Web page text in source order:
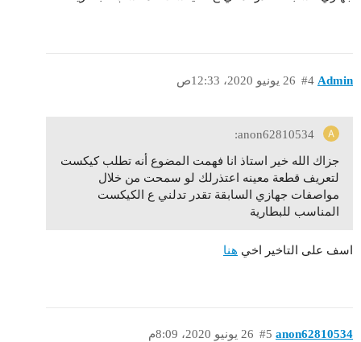
Admin 26 يونيو 2020، 12:33ص #4
جزاك الله خير استاذ انا فهمت المضوع أنه تطلب كيكست
لتعريف قطعة معينه اعتذرلك لو سمحت من خلال
مواصفات جهازي السابقة تقدر تدلني ع الكيكست
المناسب للبطارية
اسف على التاخير اخي هنا
anon62810534 26 يونيو 2020، 8:09م #5